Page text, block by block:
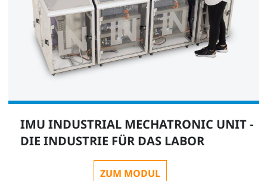
IMU INDUSTRIAL MECHATRONIC UNIT -
DIE INDUSTRIE FÜR DAS LABOR
ZUM MODUL